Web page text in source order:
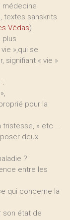
médecine
textes sanskrits
Védas)
plus
»,qui se
signifiant « vie »
:
pour la
tristesse, » etc ...
deux
?
entre les
qui concerne la
son état de